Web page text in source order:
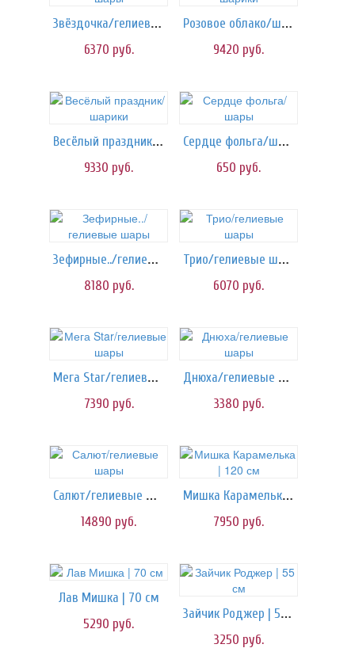
Звёздочка/гелиевые шары
6370 руб.
Розовое облако/шарики
9420 руб.
Весёлый праздник/шарики
9330 руб.
Сердце фольга/шары
650 руб.
Зефирные../гелиевые шары
8180 руб.
Трио/гелиевые шары
6070 руб.
Мега Star/гелиевые шары
7390 руб.
Днюха/гелиевые шары
3380 руб.
Салют/гелиевые шары
14890 руб.
Мишка Карамелька | 120 см
7950 руб.
Лав Мишка | 70 см
5290 руб.
Зайчик Роджер | 55 см
3250 руб.